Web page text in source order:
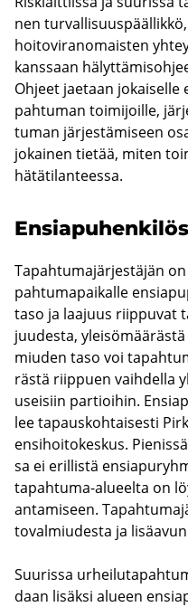
nen
hoi­to­vi­ran­omais­ten
kans­saan
Oh­jeet jae­taan
pah­tu­man toi­mi­joil­le,
tu­man jär­jes­tä­mi­seen
jo­kai­nen tie­tää, miten
hä­tä­ti­lan­tees­sa.
Ta­pah­tu­ma­jär­jes­tä­jän
pah­tu­ma­pai­kal­le
taso ja laa­juus riip­pu­vat
juu­des­ta,
miu­den taso voi
räs­tä riip­puen vaih­del­la
usei­siin par­tioi­hin.
lee ta­paus­koh­tai­ses­ti
en­si­hoi­to­kes­kus.
sa ei eril­lis­tä
tapahtuma-​alueelta on
an­ta­mi­seen.
to­val­miu­des­ta ja
Suu­ris­sa
daan li­säk­si alu­een